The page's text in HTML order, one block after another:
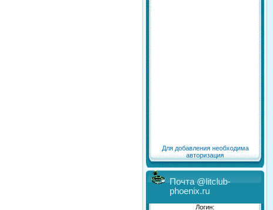
Для добавления необходима
авторизация
Почта @litclub-
phoenix.ru
Логин: